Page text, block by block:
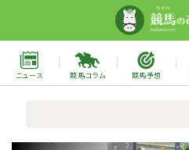
ニュース 競馬コラム 競馬予想